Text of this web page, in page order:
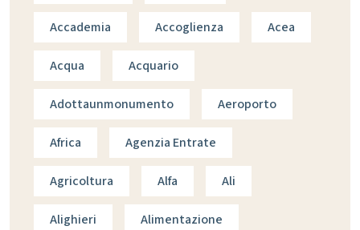
Accademia Accoglienza Acea
Acqua Acquario
Adottaunmonumento Aeroporto
Africa Agenzia Entrate
Agricoltura Alfa Ali
Alighieri Alimentazione